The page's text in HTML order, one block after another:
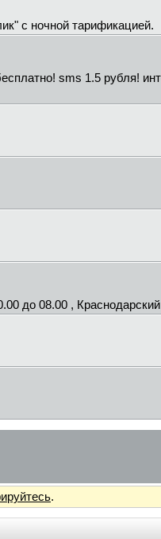
с ночной тарификацией.
sms 1.5 рубля!
до 08.00 , Краснодарский
.